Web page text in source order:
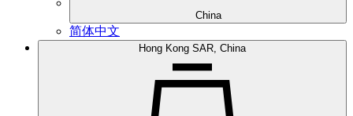
China
简体中文
Hong Kong SAR, China